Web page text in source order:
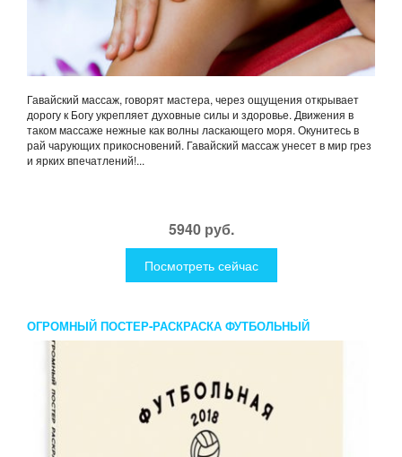
Гавайский массаж, говорят мастера, через ощущения открывает
дорогу к Богу укрепляет духовные силы и здоровье. Движения в
таком массаже нежные как волны ласкающего моря. Окунитесь в
рай чарующих прикосновений. Гавайский массаж унесет в мир грез
и ярких впечатлений!...
5940 руб.
Посмотреть сейчас
ОГРОМНЫЙ ПОСТЕР-РАСКРАСКА ФУТБОЛЬНЫЙ